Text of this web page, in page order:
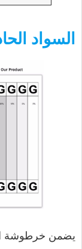
السواد